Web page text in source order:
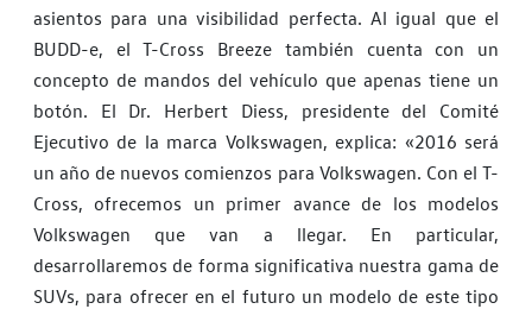
asientos para una visibilidad perfecta. Al igual que el
BUDD-e, el T-Cross Breeze también cuenta con un
concepto de mandos del vehículo que apenas tiene un
botón. El Dr. Herbert Diess, presidente del Comité
Ejecutivo de la marca Volkswagen, explica: «2016 será
un año de nuevos comienzos para Volkswagen. Con el T-
Cross, ofrecemos un primer avance de los modelos
Volkswagen que van a llegar. En particular,
desarrollaremos de forma significativa nuestra gama de
SUVs, para ofrecer en el futuro un modelo de este tipo